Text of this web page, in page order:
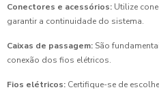
Conectores e acessórios: Utilize
garantir a continuidade do sistema.
Caixas de passagem: São
conexão dos fios elétricos.
Fios elétricos: Certifique-se de